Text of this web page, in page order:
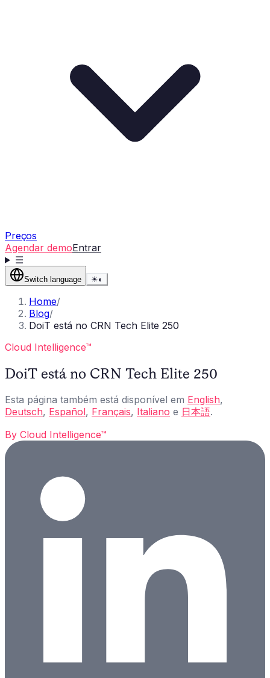
Preços
Agendar demoEntrar
☰
Switch language ☀◐
Home/
Blog/
DoiT está no CRN Tech Elite 250
Cloud Intelligence™
DoiT está no CRN Tech Elite 250
Esta página também está disponível em English,
Deutsch, Español, Français, Italiano e 日本語.
By Cloud Intelligence™